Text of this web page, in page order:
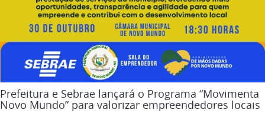
Prefeitura e Sebrae lançará o Programa “Movimenta
Novo Mundo” para valorizar empreendedores locais